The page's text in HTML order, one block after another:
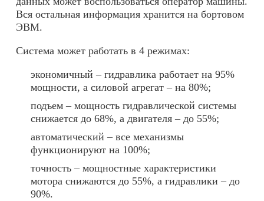
Вся остальная информация хранится на бортовом
ЭВМ.
Система может работать в 4 режимах:
экономичный – гидравлика работает на 95%
мощности, а силовой агрегат – на 80%;
подъем – мощность гидравлической системы
снижается до 68%, а двигателя – до 55%;
автоматический – все механизмы
функционируют на 100%;
точность – мощностные характеристики
мотора снижаются до 55%, а гидравлики – до
90%.